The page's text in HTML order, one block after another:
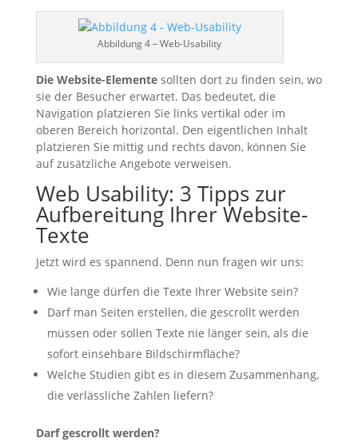
Abbildung 4 – Web-Usability
Die Website-Elementesollten dort zu finden sein, wo
sie der Besucher erwartet. Das bedeutet, die
Navigation platzieren Sie links vertikal oder im
oberen Bereich horizontal. Den eigentlichen Inhalt
platzieren Sie mittig und rechts davon, können Sie
auf zusätzliche Angebote verweisen.
Web Usability: 3 Tipps zur
Aufbereitung Ihrer Website-
Texte
Jetzt wird es spannend. Denn nun fragen wir uns:
Wie lange dürfen die Texte Ihrer Website sein?
Darf man Seiten erstellen, die gescrollt werden
müssen oder sollen Texte nie länger sein, als die
sofort einsehbare Bildschirmfläche?
Welche Studien gibt es in diesem Zusammenhang,
die verlässliche Zahlen liefern?
Darf gescrollt werden?